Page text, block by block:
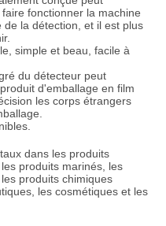
fonctionner la machine
la détection, et il est plus
simple et beau, facile à
du détecteur peut
d'emballage en film
les corps étrangers
dans les produits
produits marinés, les
produits chimiques
les cosmétiques et les